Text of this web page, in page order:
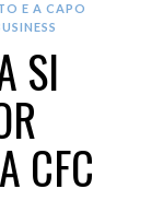
E A CAPO
SI
CFC